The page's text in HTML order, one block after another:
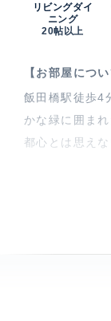
リビングダイ
ニング
20帖以上
【お部屋につい
飯田橋駅徒歩4
かな緑に囲ま
都心とは思え
閑静な住宅街
けでありなが
キュー施設が